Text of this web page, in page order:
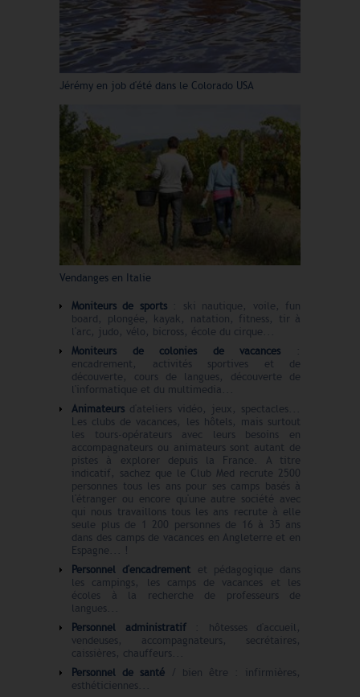
Jérémy en job d'été dans le Colorado USA
Vendanges en Italie
Moniteurs de sports: ski nautique, voile, fun
board, plongée, kayak, natation, fitness, tir à
l'arc, judo, vélo, bicross, école du cirque...
Moniteurs de colonies de vacances
:
encadrement, activités sportives et de
découverte, cours de langues, découverte de
l'informatique et du multimedia...
Animateurs d'ateliers vidéo, jeux, spectacles...
Les clubs de vacances, les hôtels, mais surtout
les tours-opérateurs avec leurs besoins en
accompagnateurs ou animateurs sont autant de
pistes à explorer depuis la France. A titre
indicatif, sachez que le Club Med recrute 2500
personnes tous les ans pour ses camps basés à
l'étranger ou encore qu'une autre société avec
qui nous travaillons tous les ans recrute à elle
seule plus de 1 200 personnes de 16 à 35 ans
dans des camps de vacances en Angleterre et en
Espagne... !
Personnel d'encadrement et pédagogique dans
les campings, les camps de vacances et les
écoles à la recherche de professeurs de
langues...
Personnel administratif: hôtesses d'accueil,
vendeuses, accompagnateurs, secrétaires,
caissières, chauffeurs...
Personnel de santé/ bien être : infirmières,
esthéticiennes...